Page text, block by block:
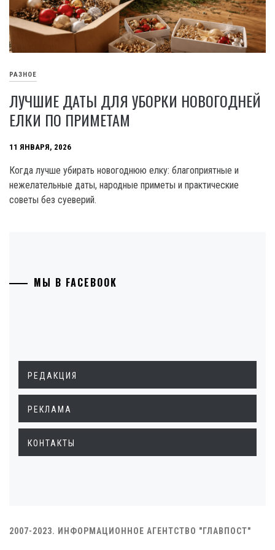
РАЗНОЕ
ЛУЧШИЕ ДАТЫ ДЛЯ УБОРКИ НОВОГОДНЕЙ
ЕЛКИ ПО ПРИМЕТАМ
11 ЯНВАРЯ, 2026
Когда лучше убирать новогоднюю елку: благоприятные и
нежелательные даты, народные приметы и практические
советы без суеверий.
МЫ В FACEBOOK
РЕДАКЦИЯ
РЕКЛАМА
КОНТАКТЫ
2007-2023. ИНФОРМАЦИОННОЕ АГЕНТСТВО "ГЛАВПОСТ"